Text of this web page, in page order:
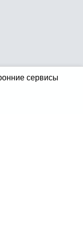
сервисы